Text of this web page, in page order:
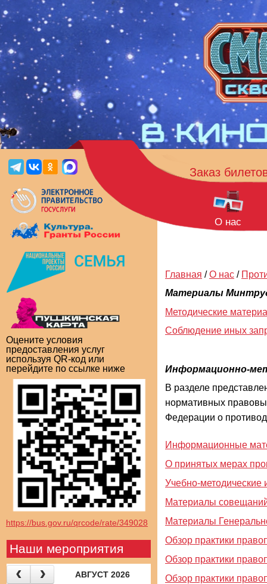
Оцените условия
предоставления услуг
используя QR-код или
перейдите по ссылке ниже
https://bus.gov.ru/qrcode/rate/349028
Наши мероприятия
АВГУСТ 2026
Заказ
О нас
Главная / О нас /
Материалы
Методические
Соблюдение иных
Информационно-
В разделе
нормативных
Федерации о
Информационные
О принятых мерах
Учебно-
Материалы
Материалы
Обзор практики
Обзор практики
Обзор практики